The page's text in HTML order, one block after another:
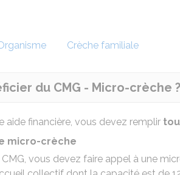
Crèche familiale
du CMG - Micro-crèche ?
aide financière, vous devez remplir
micro-crèche
vous devez faire appel à une